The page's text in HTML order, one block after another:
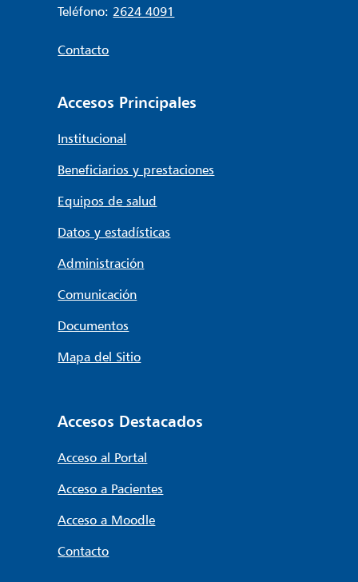
Teléfono: 2624 4091
Contacto
Accesos Principales
Institucional
Beneficiarios y prestaciones
Equipos de salud
Datos y estadísticas
Administración
Comunicación
Documentos
Mapa del Sitio
Accesos Destacados
Acceso al Portal
Acceso a Pacientes
Acceso a Moodle
Contacto